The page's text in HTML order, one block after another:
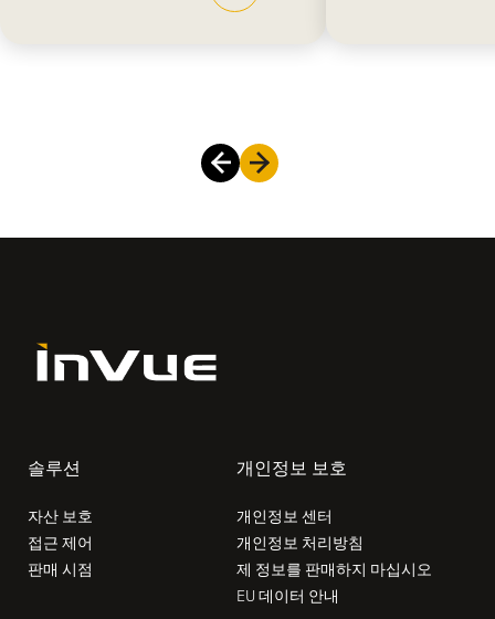
솔루션
자산 보호
접근 제어
판매 시점
개인정보 보호
개인정보 센터
개인정보 처리방침
제 정보를 판매하지 마십시오
EU 데이터 안내